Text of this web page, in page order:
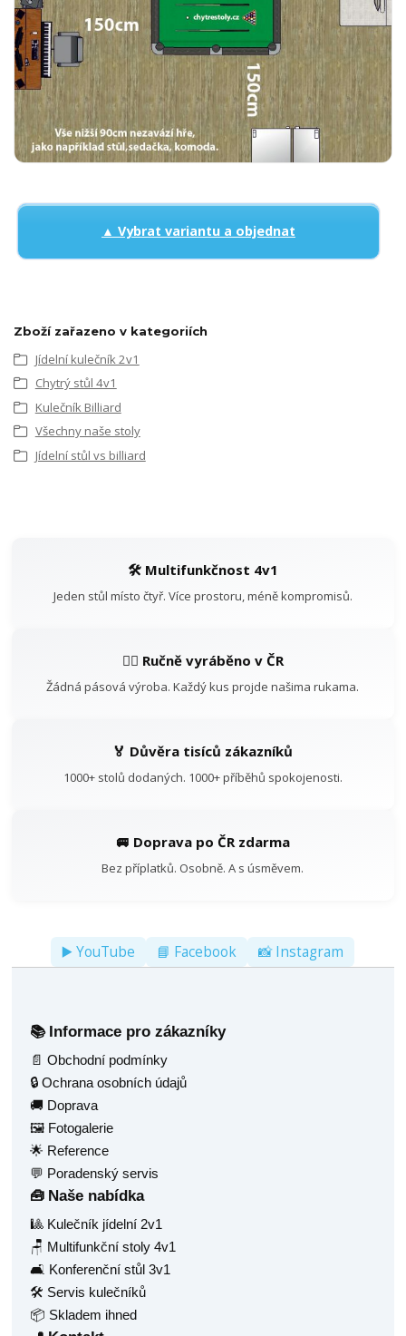
▲ Vybrat variantu a objednat
Zboží zařazeno v kategoriích
Jídelní kulečník 2v1
Chytrý stůl 4v1
Kulečník Billiard
Všechny naše stoly
Jídelní stůl vs billiard
🛠️ Multifunkčnost 4v1
Jeden stůl místo čtyř. Více prostoru, méně kompromisů.
👷‍♂️ Ručně vyráběno v ČR
Žádná pásová výroba. Každý kus projde našima rukama.
🏅 Důvěra tisíců zákazníků
1000+ stolů dodaných. 1000+ příběhů spokojenosti.
🚐 Doprava po ČR zdarma
Bez příplatků. Osobně. A s úsměvem.
▶️ YouTube 📘 Facebook 📸 Instagram
📚 Informace pro zákazníky
📄 Obchodní podmínky
🔒 Ochrana osobních údajů
🚚 Doprava
🖼️ Fotogalerie
🌟 Reference
💬 Poradenský servis
🧰 Naše nabídka
🎱 Kulečník jídelní 2v1
🪑 Multifunkční stoly 4v1
🛋️ Konferenční stůl 3v1
🛠️ Servis kulečníků
📦 Skladem ihned